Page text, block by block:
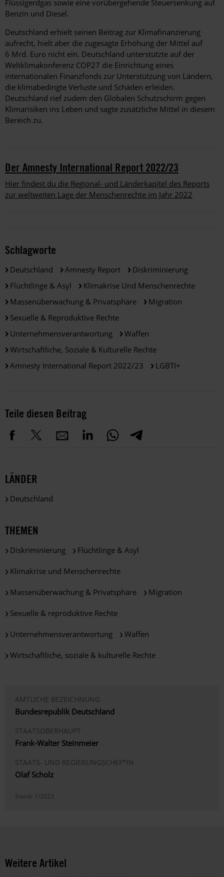
Flüssigerdgas sowie eine vorübergehende Steuersenkung auf
Benzin und Diesel.
Deutschland erhielt seinen Beitrag zur Klimafinanzierung
aufrecht, hielt aber die zugesagte Erhöhung der Mittel auf
6 Mrd. Euro nicht ein. Deutschland unterstützte auf der
Weltklimakonferenz COP27 die Einrichtung eines
internationalen Finanzfonds zur Unterstützung von Ländern,
die klimabedingte Verluste und Schäden erleiden.
Deutschland rief zudem den Globalen Schutzschirm gegen
Klimarisiken ins Leben und sagte zusätzliche Mittel in diesem
Bereich zu.
Der Amnesty International Report 2022/23
Hier findest du die Regional- und Länderkapitel des Reports
zur weltweiten Lage der Menschenrechte im Jahr 2022
Schlagworte
Deutschland Amnesty Report
Diskriminierung
Flüchtlinge & Asyl
Klimakrise Und Menschenrechte
Massenüberwachung & Privatsphäre
Migration
Sexuelle & Reproduktive Rechte
Unternehmensverantwortung
Waffen
Wirtschaftliche, Soziale & Kulturelle Rechte
Amnesty International Report 2022/23
LGBTI+
Teile diesen Beitrag
LÄNDER
Deutschland
THEMEN
Diskriminierung Flüchtlinge & Asyl
Klimakrise und Menschenrechte
Massenüberwachung & Privatsphäre Migration
Sexuelle & reproduktive Rechte
Unternehmensverantwortung Waffen
Wirtschaftliche, soziale & kulturelle Rechte
AMTLICHE BEZEICHNUNG
Bundesrepublik Deutschland
STAATSOBERHAUPT
Frank-Walter Steinmeier
STAATS- UND REGIERUNGSCHEF*IN
Olaf Scholz
Stand: 1/2023
Weitere Artikel